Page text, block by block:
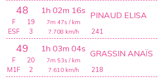
48 1h 02m 16s
241
PINAUD ELISA
7m 47s / km
7.708 km/h
F
19
ESF
3
49 1h 03m 04s
218
GRASSIN ANAÏS
7m 53s / km
7.610 km/h
F
20
M1F
2